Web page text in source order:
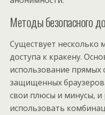
Методы безопасного
Существует несколько
доступа к кракену.
использование прямых
защищенных
свои плюсы и минусы, и
использовать